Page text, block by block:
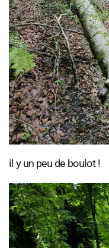
il y un peu de boulot !